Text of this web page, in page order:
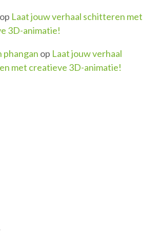
op Laat jouw verhaal schitteren met
3D-animatie!
phangan op Laat jouw verhaal
met creatieve 3D-animatie!